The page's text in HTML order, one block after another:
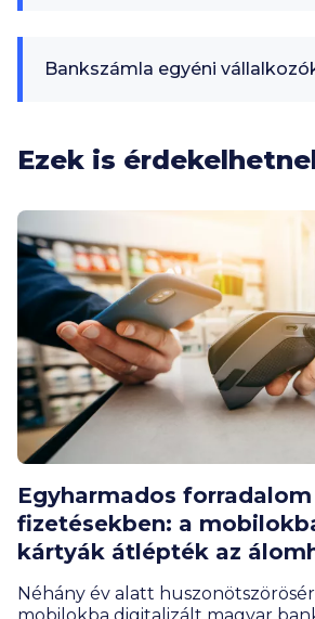
Bankszámla egyéni
Ezek is
Egyharmados forradalom
fizetésekben: a
kártyák átlépték az
Néhány év alatt